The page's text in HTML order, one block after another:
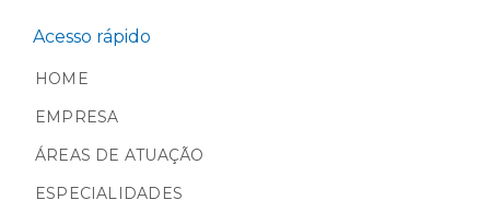
Acesso rápido
HOME
EMPRESA
ÁREAS DE ATUAÇÃO
ESPECIALIDADES